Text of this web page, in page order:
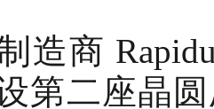
造商
第二座晶